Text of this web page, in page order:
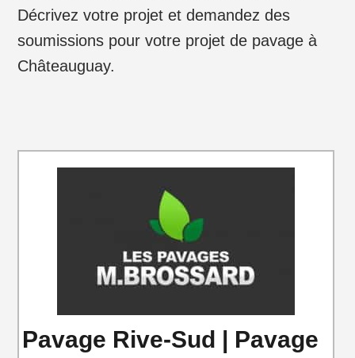
Décrivez votre projet et demandez des
soumissions pour votre projet de pavage à
Châteauguay.
Pavage Rive-Sud | Pavage